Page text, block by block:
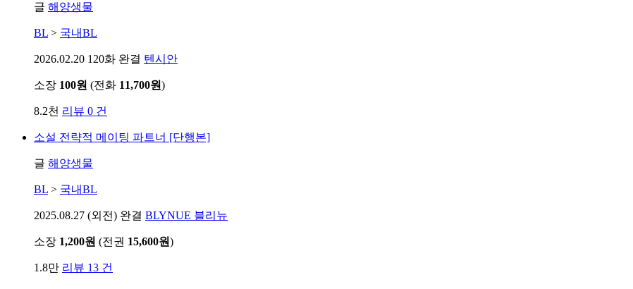
글 해양생물
BL > 국내BL
2026.02.20 120화 완결 텐시안
소장 100원 (전화 11,700원)
8.2천 리뷰 0 건
소설 전략적 메이팅 파트너 [단행본]
글 해양생물
BL > 국내BL
2025.08.27 (외전) 완결 BLYNUE 블리뉴
소장 1,200원 (전권 15,600원)
1.8만 리뷰 13 건